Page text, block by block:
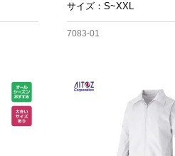
サイズ：S~XXL
7083-01